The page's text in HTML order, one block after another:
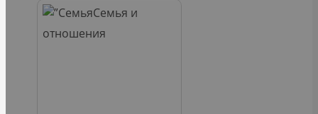
Семья и
отношения